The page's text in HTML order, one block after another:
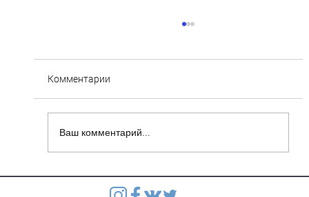
Степянка: Ведутся монолитные работы
Комментарии
Ваш комментарий...